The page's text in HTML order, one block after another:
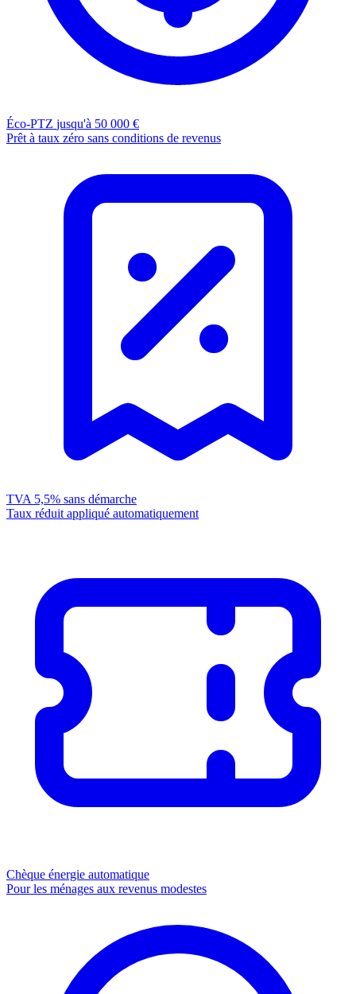
Éco-PTZ jusqu'à 50 000 €
Prêt à taux zéro sans conditions de revenus
TVA 5,5% sans démarche
Taux réduit appliqué automatiquement
Chèque énergie automatique
Pour les ménages aux revenus modestes